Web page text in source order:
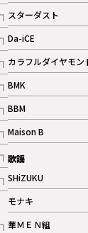
記事
ギャラリー
スターダスト
記事
Da-iCE
記事
カラフルダイヤモン
記事
BMK
記事
BBM
記事
ギャラリー
Maison B
記事
歌謡
SHiZUKU
記事
モナキ
記事
華ＭＥＮ組